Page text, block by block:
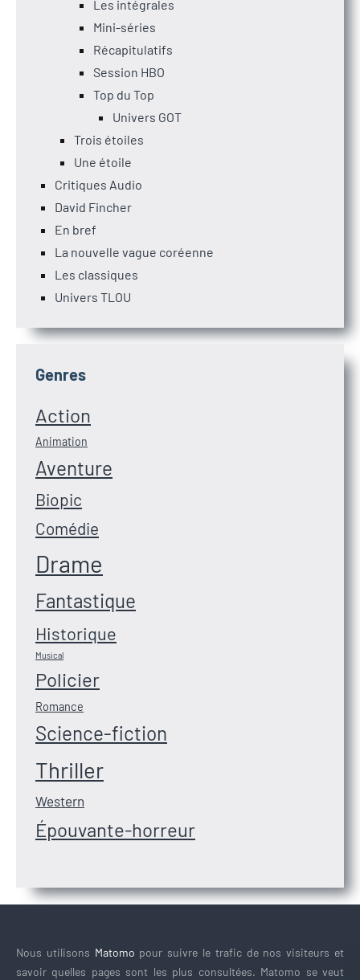
Les intégrales
Mini-séries
Récapitulatifs
Session HBO
Top du Top
Univers GOT
Trois étoiles
Une étoile
Critiques Audio
David Fincher
En bref
La nouvelle vague coréenne
Les classiques
Univers TLOU
Genres
Action
Animation
Aventure
Biopic
Comédie
Drame
Fantastique
Historique
Musical
Policier
Romance
Science-fiction
Thriller
Western
Épouvante-horreur
Nous utilisons Matomo pour suivre le trafic de nos visiteurs et
savoir quelles pages sont les plus consultées. Matomo se veut